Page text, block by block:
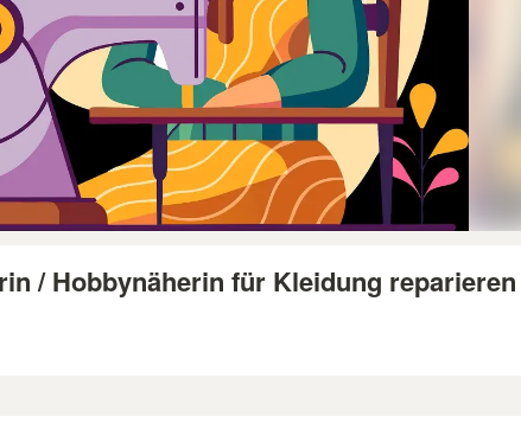
/ Hobbynäherin für Kleidung reparieren